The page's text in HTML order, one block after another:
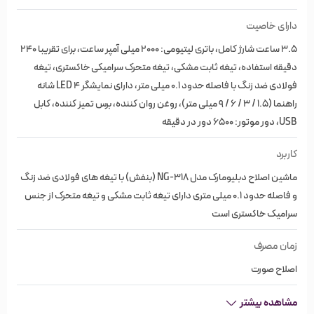
برای تقریبا 240 دقیقه استفاده
دارای نمایشگر LED
4 شانه راهنما (1.5 / 3 / 6 / 9 میلی متر)، روغن روان کننده، برس
تمیز کننده، کابل USB
دبلیومارک WMARK
برقی بهداشتی و لوازم شخصی می باشد.
خرید از فروشگاه اینترنتی خیابان منوچهری
خیابان منوچهری یک فروشگاه اینترنتی مختص لوازم آرایشی،
بهداشتی و محصولات سلامت مو است; که هدف خود را ارائه
بهترین اطلاعات و خدمات به شما عزیزان در زمینه خرید
مناسب‌ترین ملزومات آرایشی بنا کرده است. فرقی نمی‌کند کدام
دارای خاصیت
3.5 ساعت شارژ کامل، باتری لیتیومی: 2000 میلی آمپر ساعت، برای تقریبا 240
دقیقه استفاده، تیغه ثابت مشکی، تیغه متحرک سرامیکی خاکستری، تیغه
فولادی ضد زنگ با فاصله حدود 0.1 میلی متر، دارای نمایشگر LED 4 شانه
راهنما (1.5 / 3 / 6 / 9 میلی متر)، روغن روان کننده، برس تمیز کننده، کابل
USB، دور موتور: 6500 دور در دقیقه
کاربرد
ماشین اصلاح دبلیومارک مدل NG-318 (بنفش) با تیغه های فولادی ضد زنگ
و فاصله حدود 0.1 میلی متری دارای تیغه ثابت مشکی و تیغه متحرک از جنس
سرامیک خاکستری است
زمان مصرف
اصلاح صورت
مشاهده بیشتر